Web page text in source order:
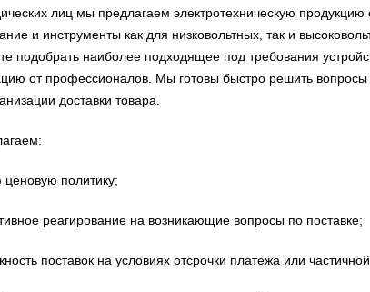
лиц мы предлагаем электротехническую
и инструменты как для низковольтных, так и
подобрать наиболее подходящее под требования
от профессионалов. Мы готовы быстро решить
доставки товара.
политику;
реагирование на возникающие вопросы по поставке;
поставок на условиях отсрочки платежа или